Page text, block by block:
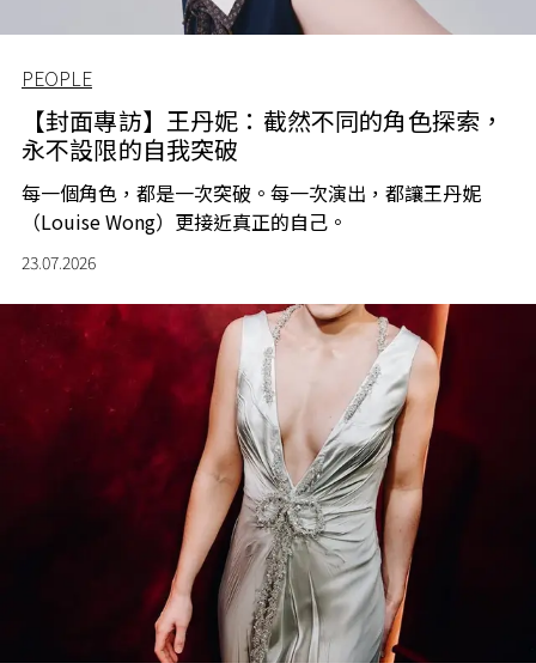
PEOPLE
【封面專訪】王丹妮：截然不同的角色探索，
永不設限的自我突破
每一個角色，都是一次突破。每一次演出，都讓王丹妮
（Louise Wong）更接近真正的自己。
23.07.2026